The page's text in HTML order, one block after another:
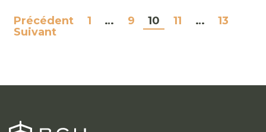
NAVIGATION
Précédent 1 … 9 10 11 …
13
Suivant